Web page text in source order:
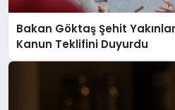
Bakan Göktaş Şehit
Kanun Teklifini Duyurdu